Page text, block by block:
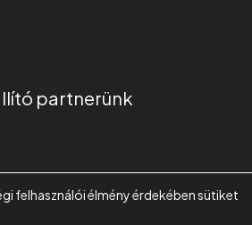
partnerünk
felhasználói élmény érdekében sütiket